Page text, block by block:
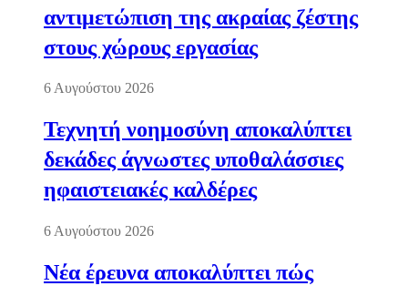
αντιμετώπιση της ακραίας ζέστης
στους χώρους εργασίας
6 Αυγούστου 2026
Τεχνητή νοημοσύνη αποκαλύπτει
δεκάδες άγνωστες υποθαλάσσιες
ηφαιστειακές καλδέρες
6 Αυγούστου 2026
Νέα έρευνα αποκαλύπτει πώς